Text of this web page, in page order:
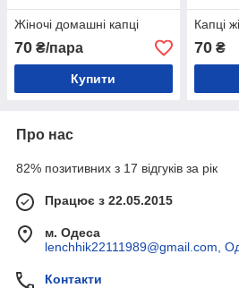
Жіночі домашні капці
70 ₴/пара
Купити
Капці
70₴
Про нас
82% позитивних з 17 відгуків за рік
Працює з 22.05.2015
м. Одеса
lenchhik22111989@gmail.com,
Контакти